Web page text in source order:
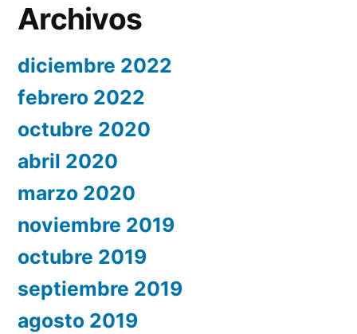
Archivos
diciembre 2022
febrero 2022
octubre 2020
abril 2020
marzo 2020
noviembre 2019
octubre 2019
septiembre 2019
agosto 2019